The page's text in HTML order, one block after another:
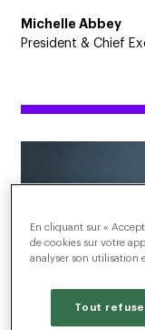
Michelle Abbey
President & Chief
En cliquant sur «
de cookies sur votre
analyser son utilisation
Tout